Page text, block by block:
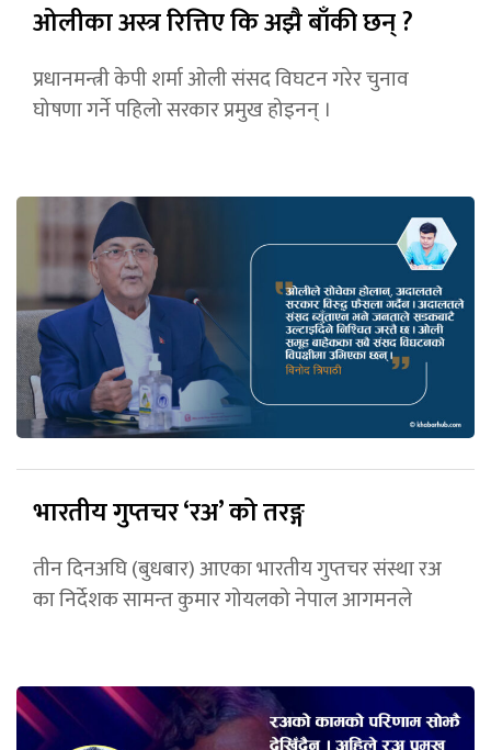
ओलीका अस्त्र रित्तिए कि अझै बाँकी छन् ?
प्रधानमन्त्री केपी शर्मा ओली संसद विघटन गरेर चुनाव
घोषणा गर्ने पहिलो सरकार प्रमुख होइनन् ।
भारतीय गुप्तचर ‘रअ’ को तरङ्ग
तीन दिनअघि (बुधबार) आएका भारतीय गुप्तचर संस्था रअ
का निर्देशक सामन्त कुमार गोयलको नेपाल आगमनले